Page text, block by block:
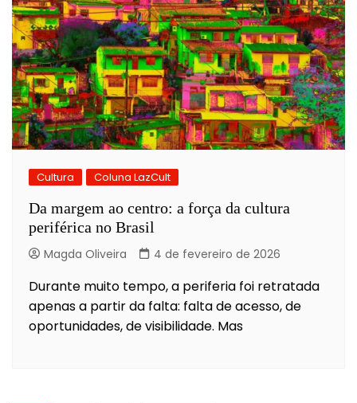
Cultura Coluna LazCult
Da margem ao centro: a força da cultura
periférica no Brasil
Magda Oliveira 4 de fevereiro de 2026
Durante muito tempo, a periferia foi retratada
apenas a partir da falta: falta de acesso, de
oportunidades, de visibilidade. Mas